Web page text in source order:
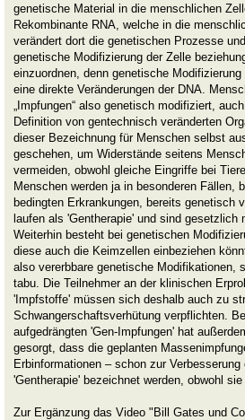
genetische Material in die menschlichen
Rekombinante RNA, welche in die
verändert dort die genetischen Prozesse
genetische Modifizierung der Zelle
einzuordnen, denn genetische
eine direkte Veränderungen der DNA.
„Impfungen“ also genetisch modifiziert,
Definition von gentechnisch veränderten
dieser Bezeichnung für Menschen selbst
geschehen, um Widerstände seitens
vermeiden, obwohl gleiche Eingriffe bei
Menschen werden ja in besonderen Fällen,
bedingten Erkrankungen, bereits genetisch
laufen als 'Gentherapie' und sind gesetzlich
Weiterhin besteht bei genetischen
diese auch die Keimzellen einbeziehen
also vererbbare genetische Modifikationen,
tabu. Die Teilnehmer an der klinischen
'Impfstoffe' müssen sich deshalb auch zu
Schwangerschaftsverhütung verpflichten.
aufgedrängten 'Gen-Impfungen' hat
gesorgt, dass die geplanten
Erbinformationen – schon zur
'Gentherapie' bezeichnet werden, obwohl
Zur Ergänzung das Video "Bill Gates und